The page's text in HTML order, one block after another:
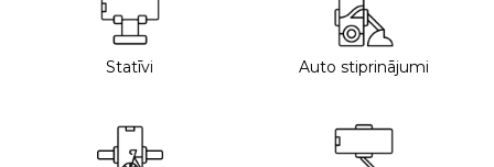
Statīvi Auto stiprinājumi